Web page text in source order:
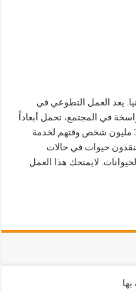
يعد العمل التطوعي في
في المجتمع، تحمل أبعاداً
إنسانية عميقة. ويكرس في ألمانيا أكثر من 31 مليون شخص وقتهم لخدمة
حيوات في حالات
لايمنحك هذا العمل